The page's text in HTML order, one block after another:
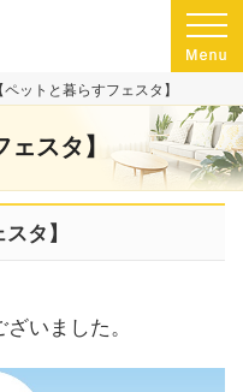
ットと暮らすフェスタ】
スタ】
宅・新築戸建てを手がける工務店
手がける工務店ならKizukuri屋
タ】
いました。